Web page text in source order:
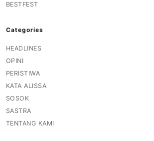
BESTFEST
Categories
HEADLINES
OPINI
PERISTIWA
KATA ALISSA
SOSOK
SASTRA
TENTANG KAMI